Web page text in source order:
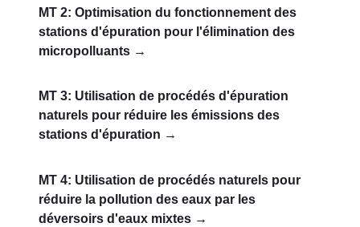
MT 2: Optimisation du fonctionnement des
stations d'épuration pour l'élimination des
micropolluants →
MT 3: Utilisation de procédés d'épuration
naturels pour réduire les émissions des
stations d'épuration →
MT 4: Utilisation de procédés naturels pour
réduire la pollution des eaux par les
déversoirs d'eaux mixtes →